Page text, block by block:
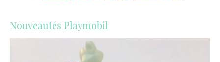
Nouveautés Playmobil